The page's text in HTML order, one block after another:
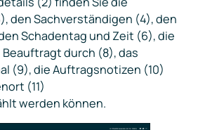
den Sachverständigen (4), den
Schadentag und Zeit (6), die
durch (8), das
(9), die Auftragsnotizen (10)
(11)
werden können.